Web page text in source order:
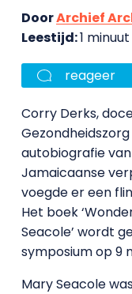
DoorArchief
Leestijd:1 minuut
reageer
Corry Derks,
autobiografie
Jamaicaanse
voegde er een
Het boek
Seacole’ wordt
symposium op 9
Mary Seacole